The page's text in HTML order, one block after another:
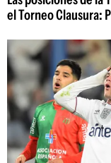
el Torneo Clausura: